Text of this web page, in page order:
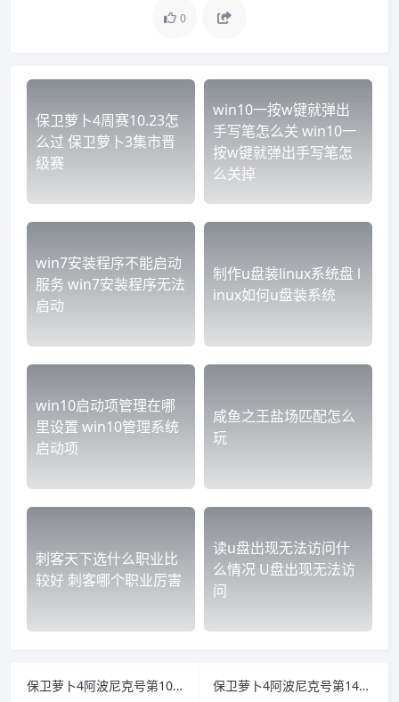
0
保卫萝卜4周赛10.23怎
么过 保卫萝卜3集市晋
级赛
win10一按w键就弹出
手写笔怎么关 win10一
按w键就弹出手写笔怎
么关掉
win7安装程序不能启动
服务 win7安装程序无法
启动
制作u盘装linux系统盘 l
inux如何u盘装系统
win10启动项管理在哪
里设置 win10管理系统
启动项
咸鱼之王盐场匹配怎么
玩
刺客天下选什么职业比
较好 刺客哪个职业厉害
读u盘出现无法访问什
么情况 U盘出现无法访
问
保卫萝卜4阿波尼克号第10关怎么过 保卫萝卜2保卫阿秋第11关
保卫萝卜4阿波尼克号第14关怎么过 保卫萝卜支线关卡4